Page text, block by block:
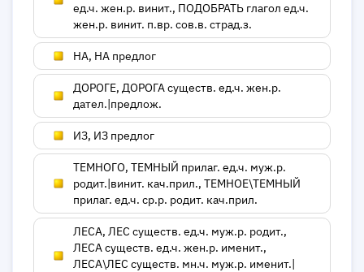
ед.ч. жен.р. винит., ПОДОБРАТЬ глагол ед.ч.
жен.р. винит. п.вр. сов.в. страд.з.
НА, НА предлог
ДОРОГЕ, ДОРОГА существ. ед.ч. жен.р.
дател.|предлож.
ИЗ, ИЗ предлог
ТЕМНОГО, ТЕМНЫЙ прилаг. ед.ч. муж.р.
родит.|винит. кач.прил., ТЕМНОЕ\ТЕМНЫЙ
прилаг. ед.ч. ср.р. родит. кач.прил.
ЛЕСА, ЛЕС существ. ед.ч. муж.р. родит.,
ЛЕСА существ. ед.ч. жен.р. именит.,
ЛЕСА\ЛЕС существ. мн.ч. муж.р. именит.|